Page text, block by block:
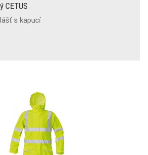
CETUS
s kapucí